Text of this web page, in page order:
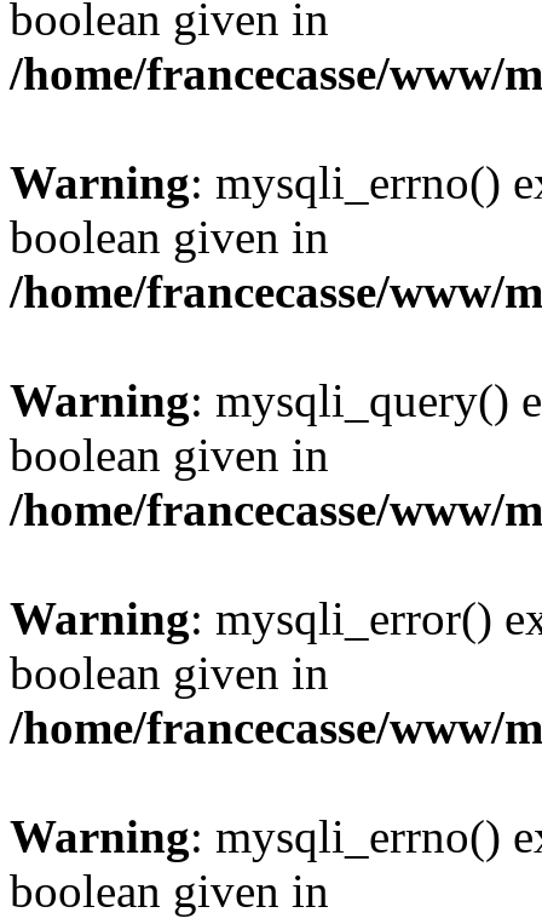
boolean given in
/home/francecasse/www/
Warning: mysqli_errno()
boolean given in
/home/francecasse/www/
Warning: mysqli_query()
boolean given in
/home/francecasse/www/
Warning: mysqli_error()
boolean given in
/home/francecasse/www/
Warning: mysqli_errno()
boolean given in